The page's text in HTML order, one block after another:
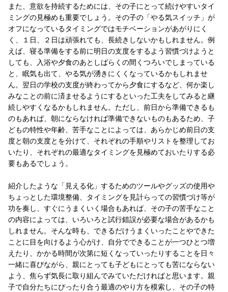
また、意欲を持続するためには、その子にとって続けやすいタイ
ミングの見極めも重要でしょう。その子の「やる気スイッチ」が
オフになっているタイミングではモチベーションがあがりにく
く、１日、２日は頑張れても、長続きしないかもしれません。例
えば、寝る準備をする前に明日の支度をするよう習慣づけようと
しても、入浴や夕食のあとしばらくの間くつろいでしまっている
と、眠気も出て、やる気が湧きにくくなっているかもしれませ
ん。翌日の学校の支度が終わってから夕食にするなど、何か楽し
みなことの前に済ませるようにするといった工夫をしてみると継
続しやすくなるかもしれません。ただし、前日から準備できるも
のもあれば、朝にならなければ準備できないものもあるため、子
どもの特性や年齢、苦手なことによっては、あらかじめ前日の支
度と朝の支度とを分けて、それぞれの手順やリストを整理してお
いたり、それぞれの最適なタイミングを見極めておいたりする必
要もあるでしょう。
紹介したような「見える化」するためのツールやグッズの使用や
ちょっとした環境整備、タイミングを見計らっての習慣づけ等が
功を奏し、すぐにうまくいく場合もあれば、その子の苦手なこと
の内容によっては、いろいろと試行錯誤が必要な場合があるかも
しれません。そんな時も、できるだけうまくいったことやできた
ことに目を向けるよう心がけ、自分でできることが一つひとつ増
えたり、かかる時間が次第に短くなっていったりすることを日々
一緒に喜びながら、親にとっても子どもにとっても苦にならない
よう、焦らず気長に取り組んでみていただければと思います。親
子で自分たちにぴったり合う最適のやり方を模索し、その子の特